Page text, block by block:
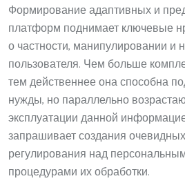
Формирование адаптивных и
платформ поднимает ключевые
о частности, манипулировании и
пользователя. Чем больше
тем действеннее она способна
нужды, но параллельно
эксплуатации данной
запрашивает создания
регулирования над
процедурами их обработки.